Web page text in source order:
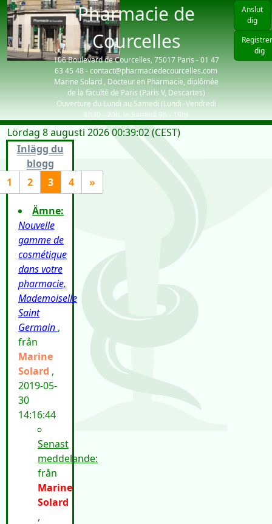
Pharmacie de
Courcelles
106 Boulevard de Courcelles, 75017 Paris - 01 47
63 45 48 - contact@pharmaciedecourcelles.com
Marine Solard , Docteur en Pharmacie, diplômée
de la faculté de Paris (Paris V, Descartes)
Ouverture du Lundi au Samedi (Lundi -Vendredi
8h30 - 20h, le Samedi 9h - 19h)
Anslut
dig
dig
Lördag 8 augusti 2026 00:39:02 (CEST)
Inlägg du
blogg
1
2 3 4 »
Ämne:
Nouvelle
gamme de
cosmétique
dans votre
pharmacie,
Mademoiselle
Saint
Germain ,
från
Marine
Solard ,
2019-05-
30
14:16:44
Senast
meddelande:
från
Marine
Solard
,